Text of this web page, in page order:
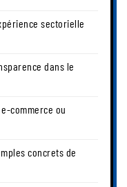
sectorielle
dans le
commerce ou
concrets de